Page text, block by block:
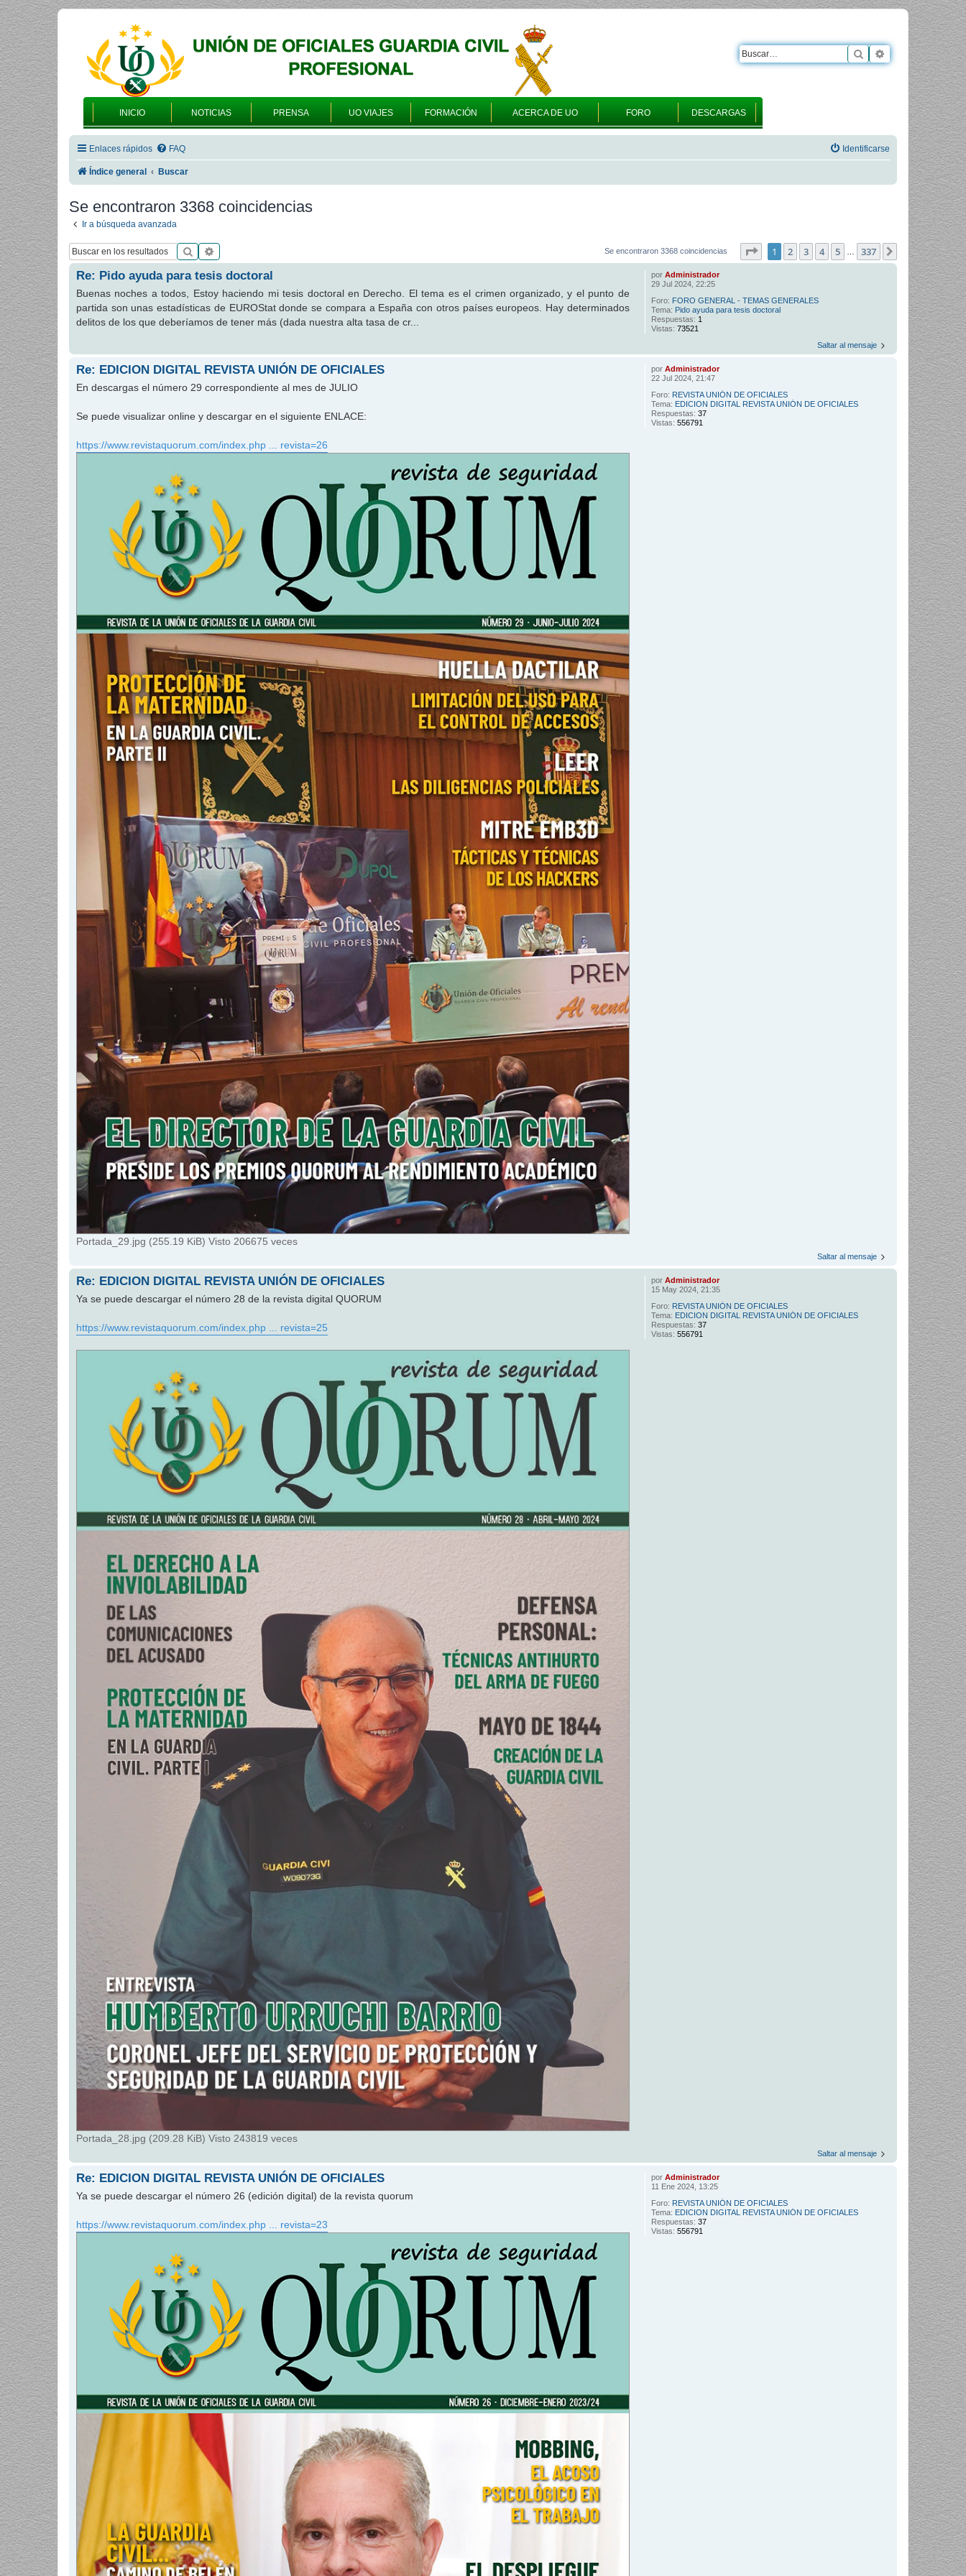
INICIO NOTICIAS PRENSA UO VIAJES FORMACIÓN ACERCA DE UO FORO DESCARGAS
Buscar Búsqueda
Enlaces rápidos FAQ Identificarse
Índice general Buscar
Se encontraron 3368 coincidencias
Ir a búsqueda avanzada
Buscar Se encontraron 3368 coincidencias Página1 de 337
1 2 3 4 5 337 Siguiente
porAdministrador
29 Jul 2024, 22:25
Foro: FORO GENERAL - TEMAS GENERALES
Tema: Pido ayuda para tesis doctoral
Respuestas: 1
Vistas:73521
Re: Pido ayuda para tesis doctoral
Buenas noches a todos, Estoy haciendo mi tesis doctoral en Derecho. El tema es el crimen organizado, y el punto de
partida son unas estadísticas de EUROStat donde se compara a España con otros países europeos. Hay determinados
delitos de los que deberíamos de tener más (dada nuestra alta tasa de cr...
Saltar al mensaje
porAdministrador
22 Jul 2024, 21:47
Foro: REVISTA UNIÓN DE OFICIALES
Tema: EDICION DIGITAL REVISTA UNIÓN DE OFICIALES
Respuestas:37
Vistas:556791
Re: EDICION DIGITAL REVISTA UNIÓN DE OFICIALES
En descargas el número 29 correspondiente al mes de JULIO
Se puede visualizar online y descargar en el siguiente ENLACE:
https://www.revistaquorum.com/index.php ... revista=26
Portada_29.jpg (255.19 KiB) Visto 206675 veces
Saltar al mensaje
porAdministrador
15 May 2024, 21:35
Foro: REVISTA UNIÓN DE OFICIALES
Tema: EDICION DIGITAL REVISTA UNIÓN DE OFICIALES
Respuestas:37
Vistas:556791
Re: EDICION DIGITAL REVISTA UNIÓN DE OFICIALES
Ya se puede descargar el número 28 de la revista digital QUORUM
https://www.revistaquorum.com/index.php ... revista=25
Portada_28.jpg (209.28 KiB) Visto 243819 veces
Saltar al mensaje
porAdministrador
11 Ene 2024, 13:25
Foro: REVISTA UNIÓN DE OFICIALES
Tema: EDICION DIGITAL REVISTA UNIÓN DE OFICIALES
Respuestas:37
Vistas:556791
Re: EDICION DIGITAL REVISTA UNIÓN DE OFICIALES
Ya se puede descargar el número 26 (edición digital) de la revista quorum
https://www.revistaquorum.com/index.php ... revista=23